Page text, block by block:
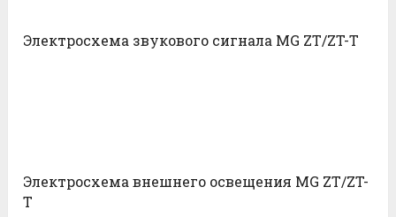
Электросхема звукового сигнала MG ZT/ZT-T
Электросхема внешнего освещения MG ZT/ZT-
T